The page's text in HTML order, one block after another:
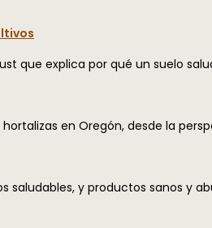
que explica por qué un suelo
en Oregón, desde la
saludables, y productos sanos y